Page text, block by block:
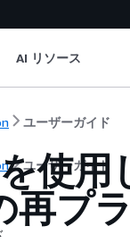
AI リソース
ユーザーガイド
ユーザーガイド
使
プ